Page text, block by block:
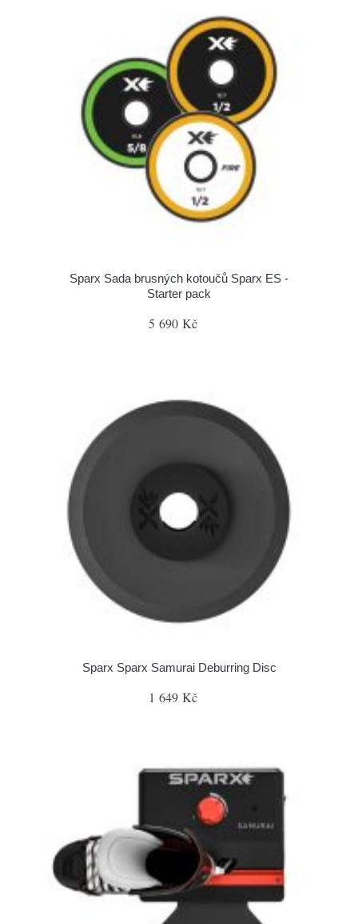
Sparx Sada brusných kotoučů Sparx ES -
Starter pack
5 690 Kč
Sparx Sparx Samurai Deburring Disc
1 649 Kč